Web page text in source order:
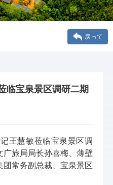
戻って
临宝泉景区调研二期
王慧敏莅临宝泉景区调
广旅局局长孙喜梅、薄壁
常务副总裁、宝泉景区